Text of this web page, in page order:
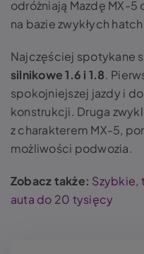
odróżniają Mazdę MX-
na bazie zwykłych
Najczęściej spotykane
silnikowe 1.6 i 1.8.
spokojniejszej jazdy i
konstrukcji. Druga
z charakterem MX-5,
możliwości podwozia.
Zobacz także: Szybkie,
auta do 20 tysięcy